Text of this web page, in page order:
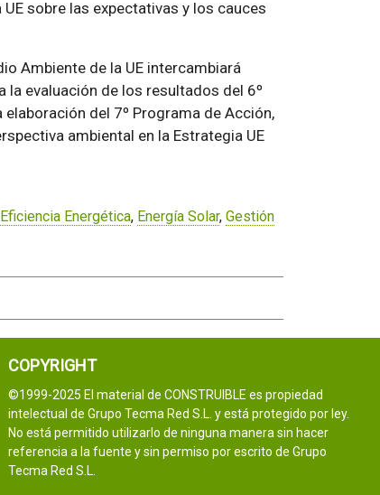
sobre las expectativas y los cauces
Ambiente de la UE intercambiará
la evaluación de los resultados del 6º
del 7º Programa de Acción,
ambiental en la Estrategia UE
Eficiencia Energética, Energía Solar, Gestión
COPYRIGHT
©1999-2025 El material de CONSTRUIBLE es propiedad
intelectual de Grupo Tecma Red S.L. y está protegido por ley.
No está permitido utilizarlo de ninguna manera sin hacer
referencia a la fuente y sin permiso por escrito de Grupo
Tecma Red S.L.